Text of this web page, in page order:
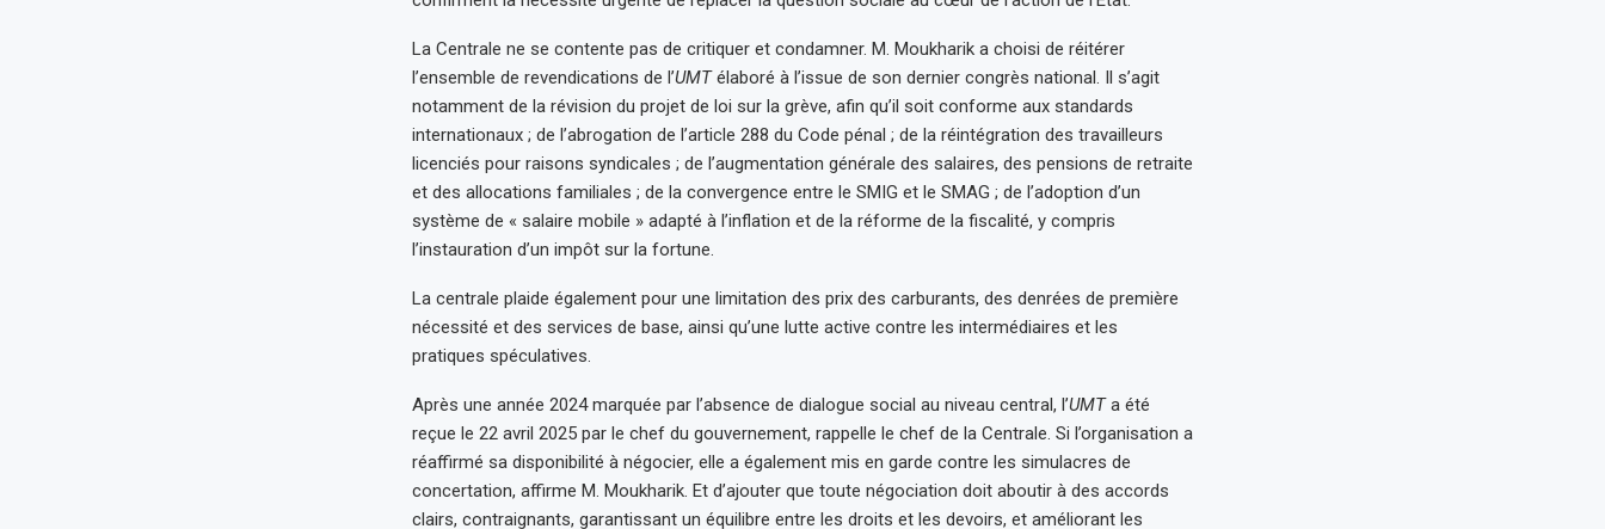
La Centrale ne se contente pas de critiquer et condamner. M. Moukharik a choisi de réitérer
l’ensemble de revendications de l’UMTélaboré à l’issue de son dernier congrès national. Il s’agit
notamment de la révision du projet de loi sur la grève, afin qu’il soit conforme aux standards
internationaux ; de l’abrogation de l’article 288 du Code pénal ; de la réintégration des travailleurs
licenciés pour raisons syndicales ; de l’augmentation générale des salaires, des pensions de retraite
et des allocations familiales ; de la convergence entre le SMIG et le SMAG ; de l’adoption d’un
système de « salaire mobile » adapté à l’inflation et de la réforme de la fiscalité, y compris
l’instauration d’un impôt sur la fortune.
La centrale plaide également pour une limitation des prix des carburants, des denrées de première
nécessité et des services de base, ainsi qu’une lutte active contre les intermédiaires et les
pratiques spéculatives.
Après une année 2024 marquée par l’absence de dialogue social au niveau central, l’UMTa été
reçue le 22 avril 2025 par le chef du gouvernement, rappelle le chef de la Centrale. Si l’organisation a
réaffirmé sa disponibilité à négocier, elle a également mis en garde contre les simulacres de
concertation, affirme M. Moukharik. Et d’ajouter que toute négociation doit aboutir à des accords
clairs, contraignants, garantissant un équilibre entre les droits et les devoirs, et améliorant les